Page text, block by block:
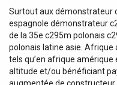
Surtout aux démonstrateur
espagnole démonstrateur
de la 35e c295m polonais
polonais latine asie.
tels qu’en afrique amérique
altitude et/ou bénéficiant